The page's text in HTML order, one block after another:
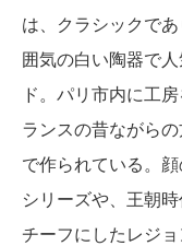
は、クラシックで
囲気の白い陶器で
ド。パリ市内に工
ランスの昔ながら
で作られている。
シリーズや、王朝
チーフにしたレジ